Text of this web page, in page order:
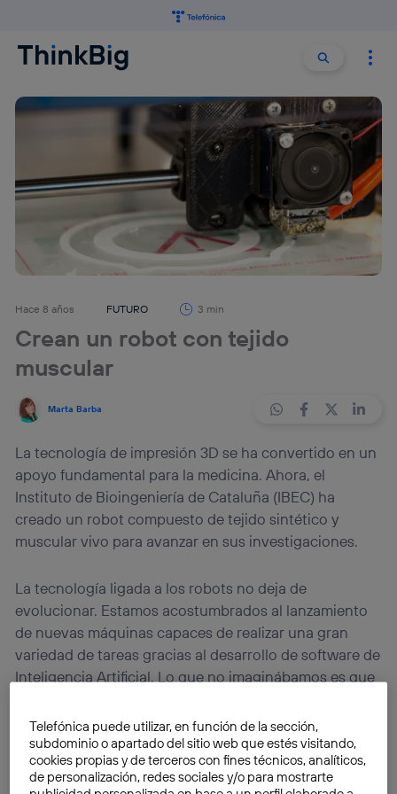
Buscar
Hace 8 años FUTURO 3 min
Crean un robot con tejido
muscular
Marta Barba
La tecnología de impresión 3D se ha convertido en un
apoyo fundamental para la medicina. Ahora, el
Instituto de Bioingeniería de Cataluña (IBEC) ha
creado un robot compuesto de tejido sintético y
muscular vivo para avanzar en sus investigaciones.
La tecnología ligada a los robots no deja de
evolucionar. Estamos acostumbrados al lanzamiento
de nuevas máquinas capaces de realizar una gran
variedad de tareas gracias al desarrollo de software de
Inteligencia Artificial. Lo que no imaginábamos es que
Esto ya es posible. Un grupo de investigadores del
Instituto de Bioingeniería de Cataluña (IBEC)ha
creado, gracias a la tecnología debioimpresión 3D
Telefónica puede utilizar, en función de la sección,
subdominio o apartado del sitio web que estés visitando,
cookies propias y de terceros con fines técnicos, analíticos,
de personalización, redes sociales y/o para mostrarte